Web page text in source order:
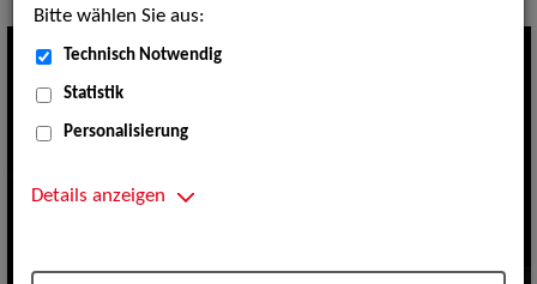
Bitte wählen Sie aus:
Technisch Notwendig
Statistik
Personalisierung
Details anzeigen